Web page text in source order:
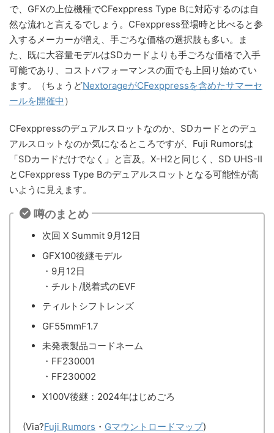
で、GFXの上位機種でCFexppress Type Bに対応するのは自
然な流れと言えるでしょう。CFexppress登場時と比べると参
入するメーカーが増え、手ごろな価格の選択肢も多い。ま
た、既に大容量モデルはSDカードよりも手ごろな価格で入手
可能であり、コストパフォーマンスの面でも上回り始めてい
ます。（ちょうどNextorageがCFexppressを含めたサマーセ
ールを開催中 ）
CFexppressのデュアルスロットなのか、SDカードとのデュ
アルスロットなのか気になるところですが、Fuji Rumorsは
「SDカードだけでなく」と言及。X-H2と同じく、SD UHS-II
とCFexppress Type Bのデュアルスロットとなる可能性が高
いように見えます。
噂のまとめ
次回 X Summit 9月12日
GFX100後継モデル
・9月12日
・チルト/脱着式のEVF
ティルトシフトレンズ
GF55mmF1.7
未発表製品コードネーム
・FF230001
・FF230002
X100V後継：2024年はじめごろ
(Via?Fuji Rumors ・ Gマウントロードマップ)